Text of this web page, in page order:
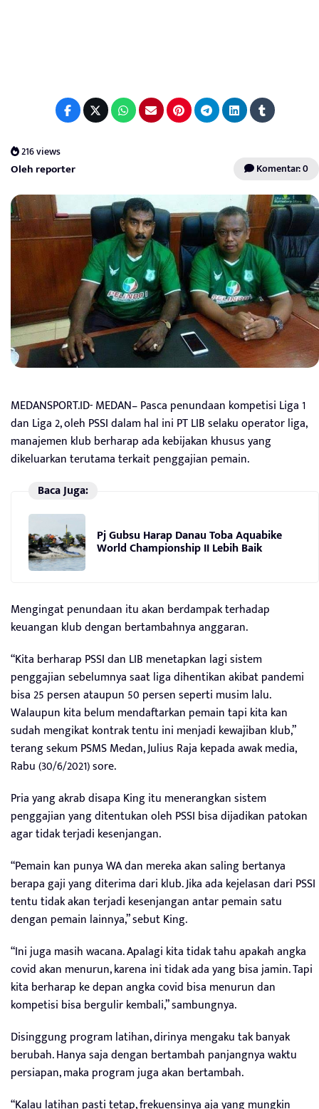
216 views
Oleh reporter Komentar: 0
MEDANSPORT.ID- MEDAN– Pasca penundaan kompetisi Liga 1
dan Liga 2, oleh PSSI dalam hal ini PT LIB selaku operator liga,
manajemen klub berharap ada kebijakan khusus yang
dikeluarkan terutama terkait penggajian pemain.
Baca Juga:
Pj Gubsu Harap Danau Toba Aquabike
World Championship II Lebih Baik
Mengingat penundaan itu akan berdampak terhadap
keuangan klub dengan bertambahnya anggaran.
“Kita berharap PSSI dan LIB menetapkan lagi sistem
penggajian sebelumnya saat liga dihentikan akibat pandemi
bisa 25 persen ataupun 50 persen seperti musim lalu.
Walaupun kita belum mendaftarkan pemain tapi kita kan
sudah mengikat kontrak tentu ini menjadi kewajiban klub,”
terang sekum PSMS Medan, Julius Raja kepada awak media,
Rabu (30/6/2021) sore.
Pria yang akrab disapa King itu menerangkan sistem
penggajian yang ditentukan oleh PSSI bisa dijadikan patokan
agar tidak terjadi kesenjangan.
“Pemain kan punya WA dan mereka akan saling bertanya
berapa gaji yang diterima dari klub. Jika ada kejelasan dari PSSI
tentu tidak akan terjadi kesenjangan antar pemain satu
dengan pemain lainnya,” sebut King.
“Ini juga masih wacana. Apalagi kita tidak tahu apakah angka
covid akan menurun, karena ini tidak ada yang bisa jamin. Tapi
kita berharap ke depan angka covid bisa menurun dan
kompetisi bisa bergulir kembali,” sambungnya.
Disinggung program latihan, dirinya mengaku tak banyak
berubah. Hanya saja dengan bertambah panjangnya waktu
persiapan, maka program juga akan bertambah.